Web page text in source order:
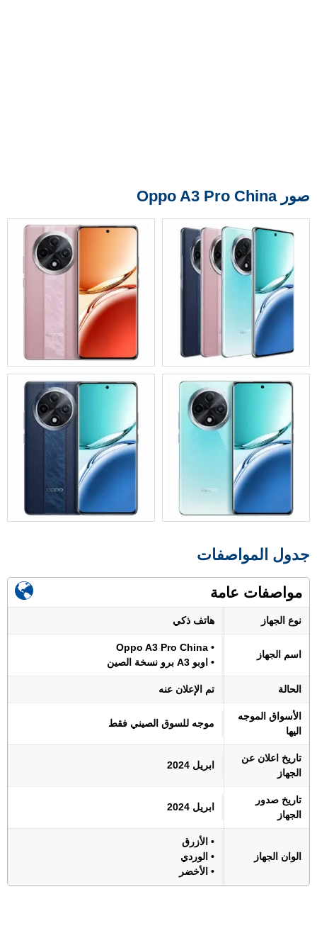
صور Oppo A3 Pro China
جدول المواصفات
مواصفات عامة
نوع الجهاز هاتف ذكي
اسم الجهاز
• Oppo A3 Pro China
• اوبو A3 برو نسخة الصين
الحالة تم الإعلان عنه
الأسواق الموجه
اليها
موجه للسوق الصيني فقط
تاريخ اعلان عن
الجهاز
ابريل 2024
تاريخ صدور
الجهاز
ابريل 2024
الوان الجهاز
• الأزرق
• الوردي
• الأخضر